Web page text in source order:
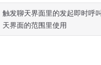
触发聊天界面里的发起即时呼
天界面的范围里使用